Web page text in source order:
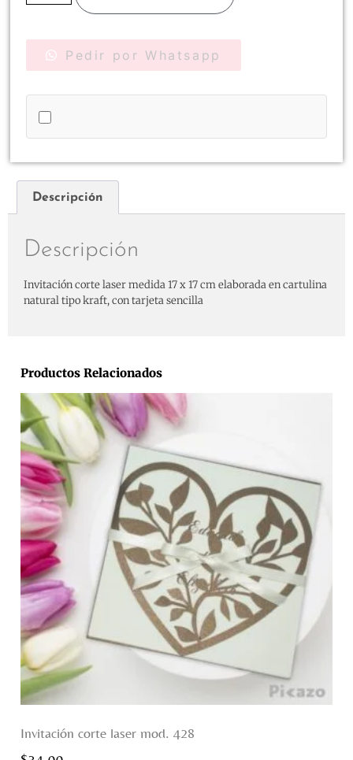
Pedir por Whatsapp
Descripción
Descripción
Invitación corte laser medida 17 x 17 cm elaborada en cartulina
natural tipo kraft, con tarjeta sencilla
Productos Relacionados
Invitación corte laser mod. 428